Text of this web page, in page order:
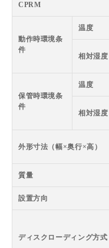
CPRM
動作時環境条
件
温度
相対湿度
保管時環境条
件
温度
相対湿度
外形寸法（幅×奥行×高）
質量
設置方向
ディスクローディング方式